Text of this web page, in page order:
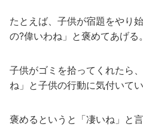
たとえば、子供が宿題をやり
の?偉いわね」と褒めてあげる。
子供がゴミを拾ってくれたら
ね」と子供の行動に気付いて
褒めるというと「凄いね」と